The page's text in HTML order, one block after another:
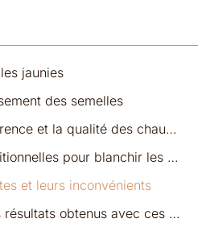
jaunies
des semelles
Impact sur l’apparence et la qualité des chaussures
Les approches traditionnelles pour blanchir les semelles
et leurs inconvénients
Comparaison des résultats obtenus avec ces méthodes